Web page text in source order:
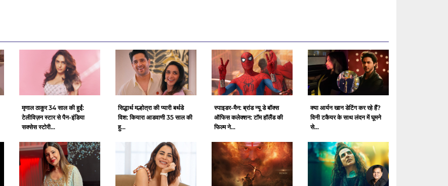
मृणाल ठाकुर 34 साल की हुईं:
टेलीविज़न स्टार से पैन-इंडिया
सक्सेस स्टोरी...
सिद्धार्थ मल्होत्रा ​​की प्यारी बर्थडे
विश: कियारा आडवाणी 35 साल की
हु...
स्पाइडर-मैन: ब्रांड न्यू डे बॉक्स
ऑफिस कलेक्शन: टॉम हॉलैंड की
फिल्म ने...
क्या आर्यन खान डेटिंग कर रहे हैं?
विनी टकैयर के साथ लंदन में घूमने
से...